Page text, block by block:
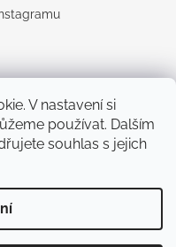
V nastavení si
používat. Dalším
souhlas s jejich